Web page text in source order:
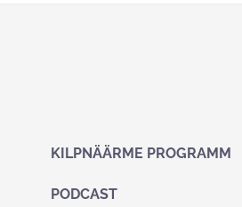
KILPNÄÄRME PROGRAMM
PODCAST